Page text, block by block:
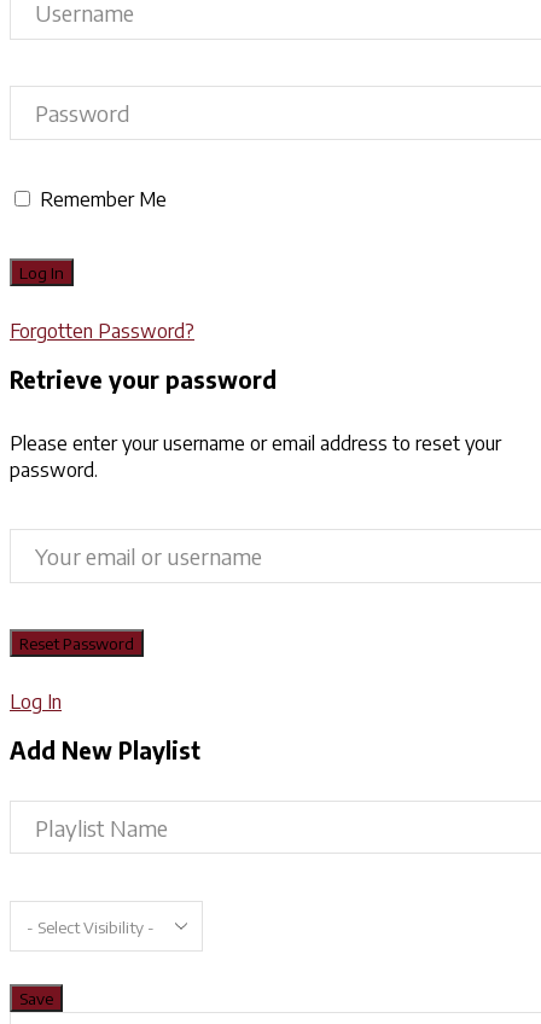
Remember Me
Forgotten Password?
Retrieve your password
Please enter your username or email address to reset your
password.
Log In
Add New Playlist